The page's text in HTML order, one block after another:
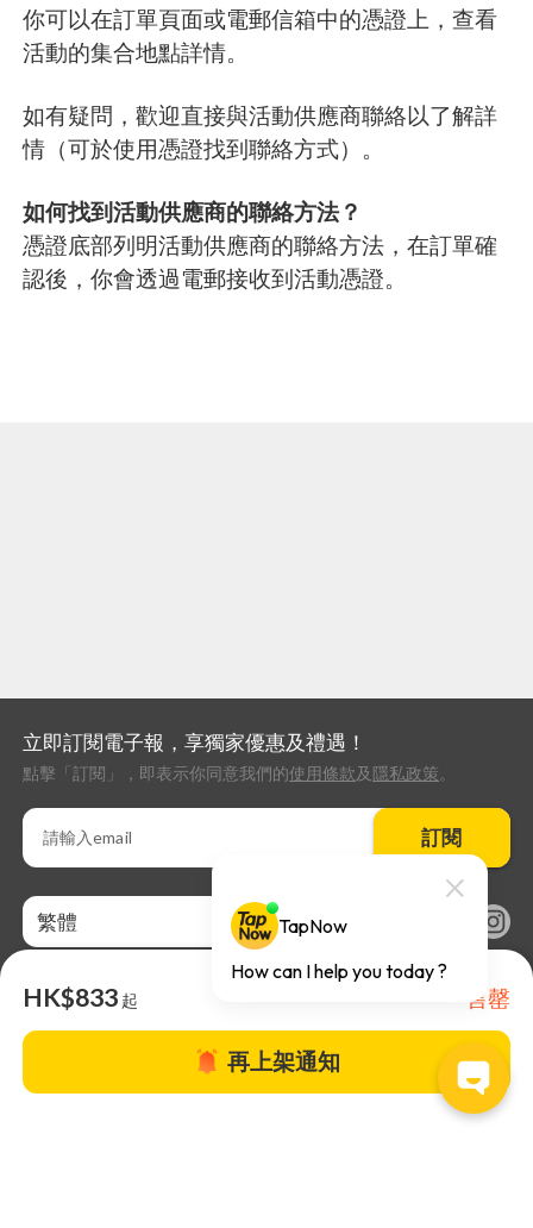
你可以在訂單頁面或電郵信箱中的憑證上，查看
活動的集合地點詳情。
如有疑問，歡迎直接與活動供應商聯絡以了解詳
情（可於使用憑證找到聯絡方式）。
如何找到活動供應商的聯絡方法？
憑證底部列明活動供應商的聯絡方法，在訂單確
認後，你會透過電郵接收到活動憑證。
HK$833 起 售罄
再上架通知
立即訂閱電子報，享獨家優惠及禮遇！
點擊「訂閱」，即表示你同意我們的使用條款及 隱私政策。
訂閱
繁體
關於TapNow |TapNow Blog |加入成為合作夥伴|網站條款 |幫助